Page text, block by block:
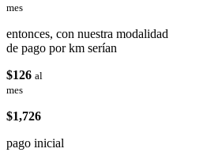
mes
entonces, con nuestra modalidad
de pago por km serían
$126 al
mes
$1,726
pago inicial